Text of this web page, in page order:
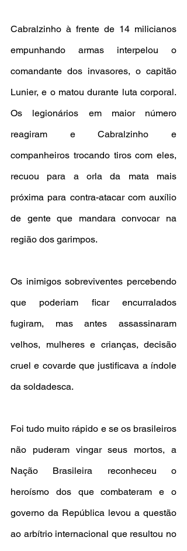
Cabralzinho à frente de 14 milicianos
empunhando armas interpelou o
comandante dos invasores, o capitão
Lunier, e o matou durante luta corporal.
Os legionários em maior número
reagiram e Cabralzinho e
companheiros trocando tiros com eles,
recuou para a orla da mata mais
próxima para contra-atacar com auxílio
de gente que mandara convocar na
região dos garimpos.
Os inimigos sobreviventes percebendo
que poderiam ficar encurralados
fugiram, mas antes assassinaram
velhos, mulheres e crianças, decisão
cruel e covarde que justificava a índole
da soldadesca.
Foi tudo muito rápido e se os brasileiros
não puderam vingar seus mortos, a
Nação Brasileira reconheceu o
heroísmo dos que combateram e o
governo da República levou a questão
ao arbítrio internacional que resultou no